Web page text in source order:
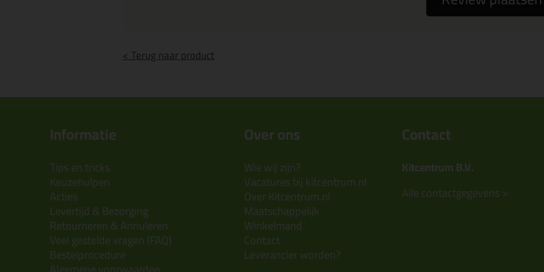
< Terug naar product
Informatie
Tips en tricks
Keuzehulpen
Acties
Levertijd & Bezorging
Retourneren & Annuleren
Veel gestelde vragen (FAQ)
Bestelprocedure
Over ons
Wie wij zijn?
Vacatures bij kitcentrum.nl
Over Kitcentrum.nl
Maatschappelijk
Winkelmand
Contact
Leverancier worden?
Contact
Kitcentrum B.V.
Alle contactgegevens >